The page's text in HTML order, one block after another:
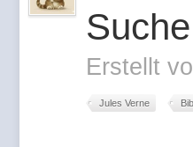
Erstellt
Jules Verne